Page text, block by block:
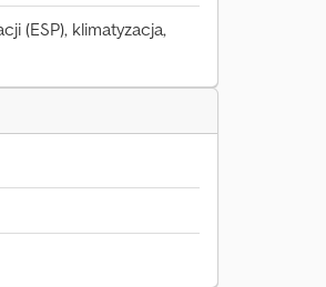
(ESP), klimatyzacja,